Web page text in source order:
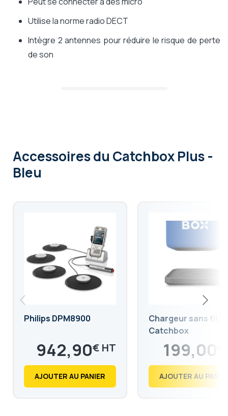
Utilise la norme radio DECT
Intègre 2 antennes pour réduire le risque de perte
de son
Accessoiresdu Catchbox Plus -
Bleu
Philips DPM8900
942,90€
1 131,48
AJOUTER AU PANIER
Chargeur sans fil
Catchbox
199,00
238,80
AJOUTER AU